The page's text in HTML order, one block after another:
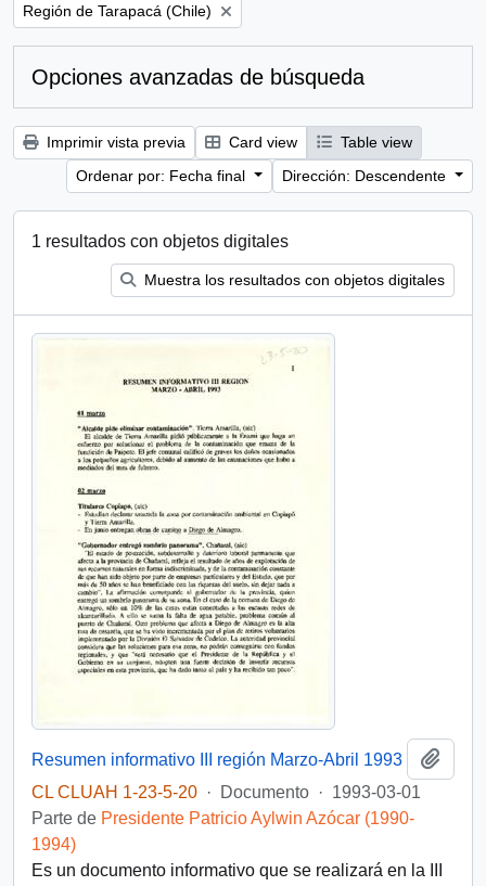
Remove filter:
Región de Tarapacá (Chile)
Opciones avanzadas de búsqueda
Imprimir vista previa Card view
Table view
Ordenar por: Fecha final
Dirección: Descendente
1 resultados con objetos digitales
Muestra los resultados con objetos digitales
Resumen informativo III región Marzo-Abril 1993
CL CLUAH 1-23-5-20 · Documento · 1993-03-01
Parte de Presidente Patricio Aylwin Azócar (1990-
1994)
Es un documento informativo que se realizará en la III